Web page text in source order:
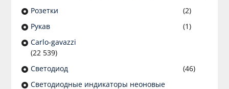
Розетки
(2)
Рукав
(1)
Сarlo-gavazzi
(22 539)
Светодиод
(46)
Светодиодные индикаторы неоновые